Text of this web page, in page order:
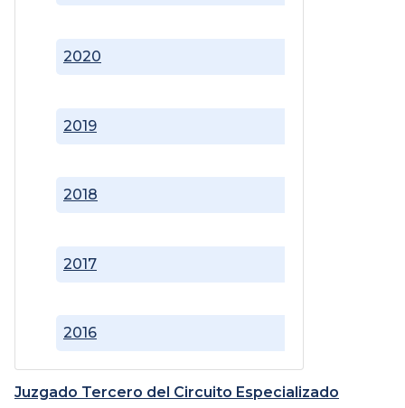
2016
2017
2018
2019
2020
Juzgado Tercero del Circuito Especializado